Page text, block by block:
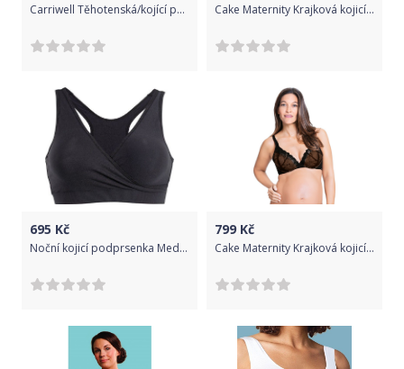
Carriwell Těhotenská/kojící podprsenka Carriwel Černá S Cake Maternity Krajková kojicí podprsenka Truffles Barva: černá, Velikost podprsenky: 85 G
695 Kč
Noční kojicí podprsenka Medela Černá
799 Kč
Cake Maternity Krajková kojicí podprsenka Truffles Barva: černá, Velikost podprsenky: 85 F